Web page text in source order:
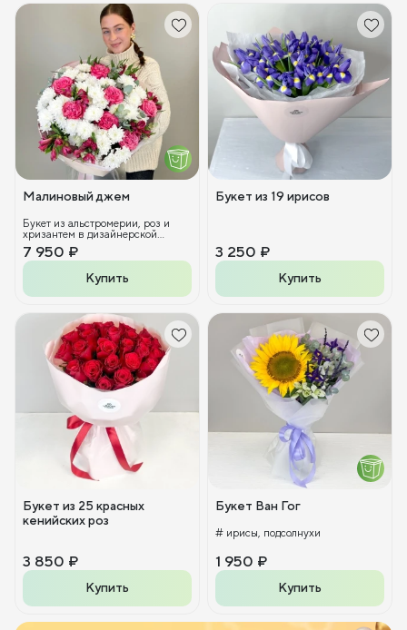
Малиновый джем
Букет из альстромерии, роз и
хризантем в дизайнерской
упаковке.
7 950 ₽
Купить
Букет из 19 ирисов
3 250 ₽
Купить
Букет из 25 красных
кенийских роз
3 850 ₽
Купить
Букет Ван Гог
# ирисы, подсолнухи
1 950 ₽
Купить